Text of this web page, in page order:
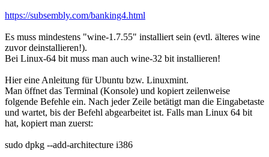
https://subsembly.com/banking4.html
Es muss mindestens "wine-1.7.55" installiert sein (evtl. älteres wine
zuvor deinstallieren!).
Bei Linux-64 bit muss man auch wine-32 bit installieren!
Hier eine Anleitung für Ubuntu bzw. Linuxmint.
Man öffnet das Terminal (Konsole) und kopiert zeilenweise
folgende Befehle ein. Nach jeder Zeile betätigt man die Eingabetaste
und wartet, bis der Befehl abgearbeitet ist. Falls man Linux 64 bit
hat, kopiert man zuerst:
sudo dpkg --add-architecture i386